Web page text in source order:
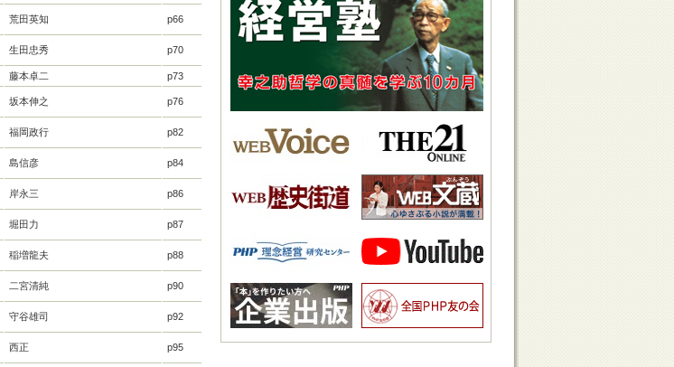
荒田英知 p66
生田忠秀 p70
藤本卓二
p73
坂本伸之 p76
福岡政行 p82
島信彦 p84
岸永三 p86
堀田力 p87
稲増龍夫 p88
二宮清純 p90
守谷雄司 p92
西正 p95